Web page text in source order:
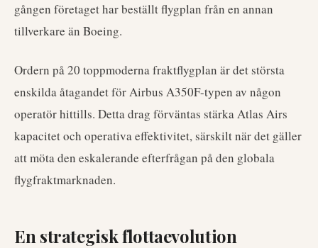
gången företaget har beställt flygplan från en annan
tillverkare än Boeing.
Ordern på 20 toppmoderna fraktflygplan är det största
enskilda åtagandet för Airbus A350F-typen av någon
operatör hittills. Detta drag förväntas stärka Atlas Airs
kapacitet och operativa effektivitet, särskilt när det gäller
att möta den eskalerande efterfrågan på den globala
flygfraktmarknaden.
En strategisk flottaevolution